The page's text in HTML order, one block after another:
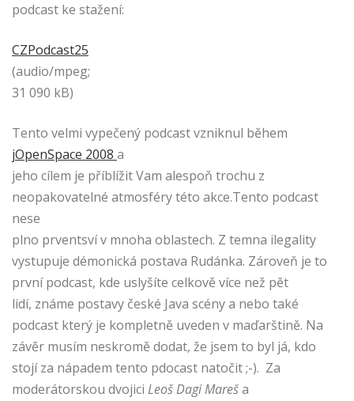
podcast ke stažení:
CZPodcast25
(audio/mpeg;
31 090 kB)
Tento velmi vypečený podcast vzniknul během
jOpenSpace 2008 a
jeho cílem je příblížit Vam alespoň trochu z
neopakovatelné atmosféry této akce.Tento podcast
nese
plno prventsví v mnoha oblastech. Z temna ilegality
vystupuje démonická postava Rudánka. Zároveň je to
první podcast, kde uslyšíte celkově více než pět
lidí, známe postavy české Java scény a nebo také
podcast který je kompletně uveden v maďarštině. Na
závěr musím neskromě dodat, že jsem to byl já, kdo
stojí za nápadem tento pdocast natočit ;-). Za
moderátorskou dvojici Leoš Dagi Mareša